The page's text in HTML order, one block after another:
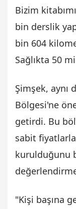
Bizim
bin derslik
bin 604
Sağlıkta 50
Şimşek, aynı
Bölgesi'ne
getirdi. Bu
sabit fiyatlarla
kurulduğunu
"Kişi başına